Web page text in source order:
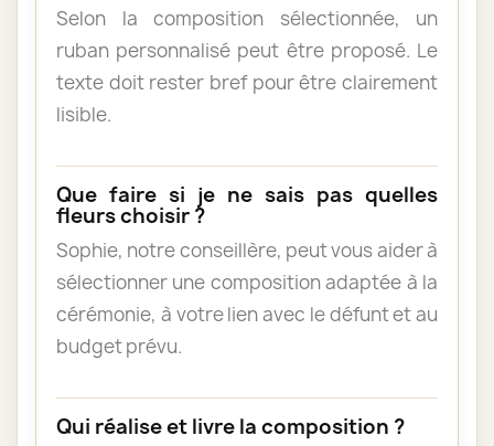
Selon la composition sélectionnée, un
ruban personnalisé peut être proposé. Le
texte doit rester bref pour être clairement
lisible.
Que faire si je ne sais pas quelles
fleurs choisir ?
Sophie, notre conseillère, peut vous aider à
sélectionner une composition adaptée à la
cérémonie, à votre lien avec le défunt et au
budget prévu.
Qui réalise et livre la composition ?